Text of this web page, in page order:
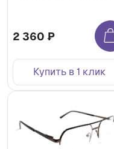
2 360 ₽
Купить в 1 клик